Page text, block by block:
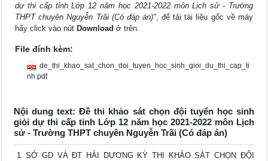
dự thi cấp tỉnh Lớp 12 năm học 2021-2022 môn Lịch sử - Trường
THPT chuyên Nguyễn Trãi (Có đáp án)", để tải tài liệu gốc về máy
hãy click vào nút Download ở trên.
File đính kèm:
de_thi_khao_sat_chon_doi_tuyen_hoc_sinh_gioi_du_thi_cap_ti
nh.pdf
Nội dung text: Đề thi khảo sát chọn đội tuyển học sinh
giỏi dự thi cấp tỉnh Lớp 12 năm học 2021-2022 môn Lịch
sử - Trường THPT chuyên Nguyễn Trãi (Có đáp án)
SỞ GD VÀ ĐT HẢI DƯƠNG KỲ THI KHẢO SÁT CHỌN ĐỘI